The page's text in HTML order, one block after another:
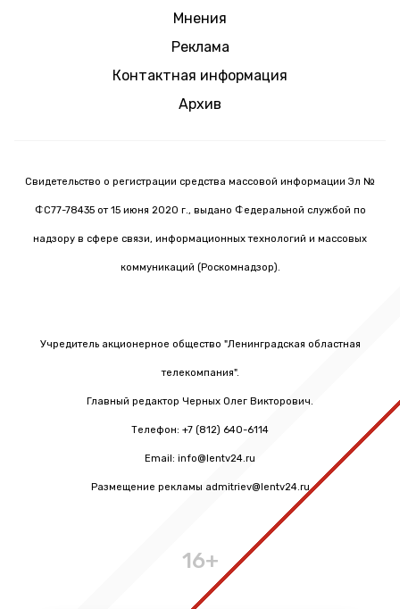
Мнения
Реклама
Контактная информация
Архив
Свидетельство о регистрации средства массовой информации Эл №
ФС77-78435 от 15 июня 2020 г., выдано Федеральной службой по
надзору в сфере связи, информационных технологий и массовых
коммуникаций (Роскомнадзор).
Учредитель акционерное общество "Ленинградская областная
телекомпания".
Главный редактор Черных Олег Викторович.
Телефон: +7 (812) 640-6114
Email: info@lentv24.ru
Размещение рекламы admitriev@lentv24.ru
16+